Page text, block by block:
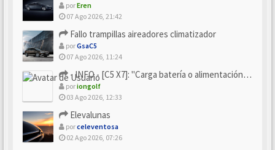
porEren
07 Ago 2026, 21:42
Fallo trampillas aireadores climatizador
porGsaC5
07 Ago 2026, 11:24
- INFO - [C5 X7]: "Carga batería o alimentación eléctri...
poriongolf
03 Ago 2026, 12:33
Elevalunas
porceleventosa
02 Ago 2026, 07:26